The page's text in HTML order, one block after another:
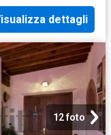
dettagli
12 foto